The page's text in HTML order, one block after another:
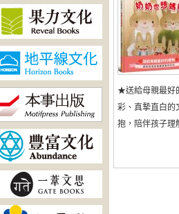
★送給母親最好
彩、真摯直白的
抱，陪伴孩子理